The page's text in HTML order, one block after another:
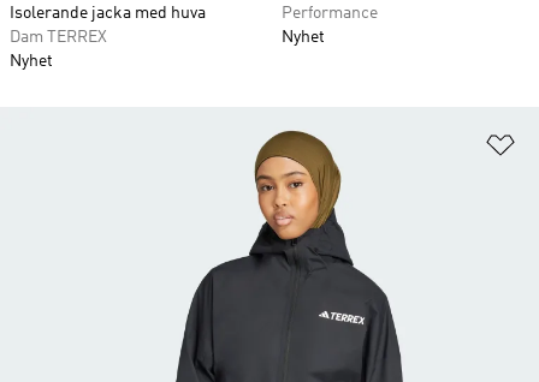
Isolerande jacka med huva
Dam TERREX
Nyhet
Performance
Nyhet